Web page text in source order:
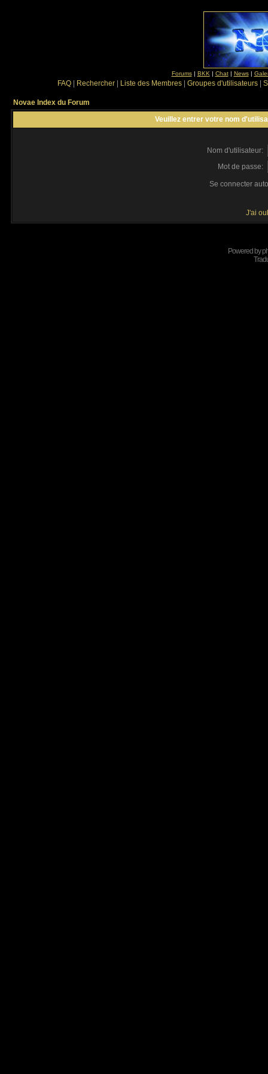
Forums| BKK | Chat| News|
FAQ Rechercher Liste des Membres Groupes d'utilisateurs
Novae Index du Forum
Veuillez entrer votre nom
Nom d'utilisateur:
Mot de passe:
Se connecter
J'ai
Powered by